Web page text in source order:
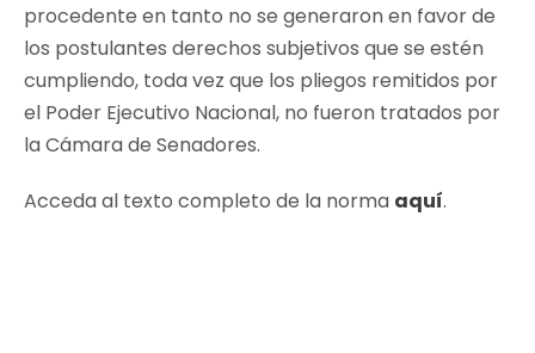
procedente en tanto no se generaron en favor de
los postulantes derechos subjetivos que se estén
cumpliendo, toda vez que los pliegos remitidos por
el Poder Ejecutivo Nacional, no fueron tratados por
la Cámara de Senadores.
Acceda al texto completo de la norma aquí.